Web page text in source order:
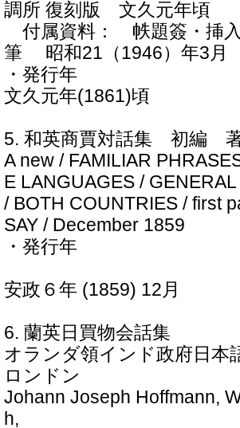
調所 復刻版 文久元年頃
付属資料： 帙題簽・挿
筆 昭和21（1946）年3月
・発行年
文久元年(1861)頃
5. 和英商賈対話集 初編
A new / FAMILIAR
E LANGUAGES /
/ BOTH COUNTRIES / first
SAY / December 1859
・発行年
安政６年 (1859) 12月
6. 蘭英日買物会話集
オランダ領インド政府日
ロンドン
Johann Joseph Hoffmann,
h,